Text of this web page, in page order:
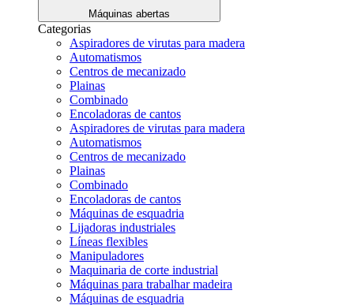
Máquinas abertas
Categorias
Aspiradores de virutas para madera
Automatismos
Centros de mecanizado
Plainas
Combinado
Encoladoras de cantos
Aspiradores de virutas para madera
Automatismos
Centros de mecanizado
Plainas
Combinado
Encoladoras de cantos
Máquinas de esquadria
Lijadoras industriales
Líneas flexibles
Manipuladores
Maquinaria de corte industrial
Máquinas para trabalhar madeira
Máquinas de esquadria